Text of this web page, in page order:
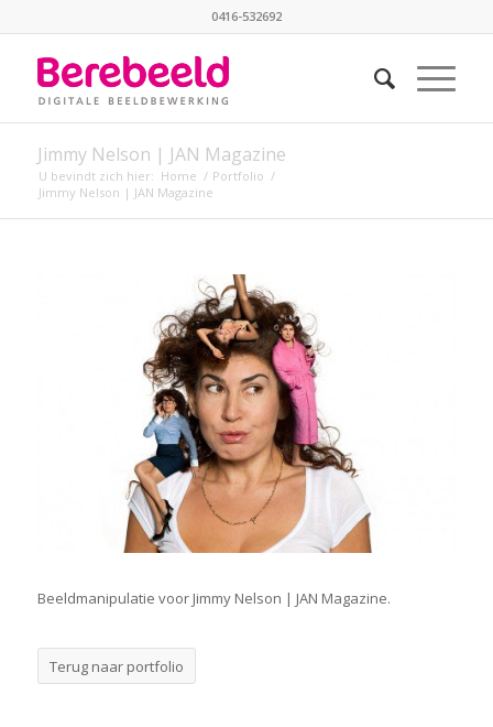
0416-532692
Jimmy Nelson | JAN Magazine
U bevindt zich hier: Home / Portfolio /
Jimmy Nelson | JAN Magazine
Beeldmanipulatie voor Jimmy Nelson | JAN Magazine.
Terug naar portfolio